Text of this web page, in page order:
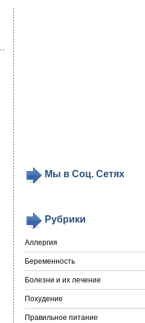
Мы в Соц. Сетях
Рубрики
Аллергия
Беременность
Болезни и их лечение
Похудение
Правильное питание